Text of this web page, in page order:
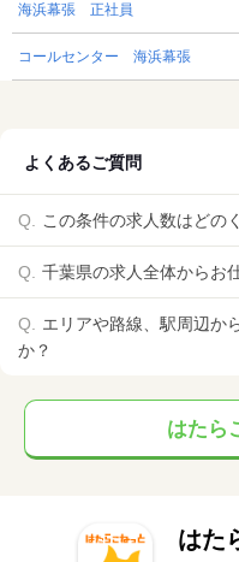
海浜幕張 正社員
コールセンター 海浜幕張
よくあるご質問
この条件の求人数はどの
千葉県の求人全体からお
エリアや路線、駅周辺か
か？
はたら
はた